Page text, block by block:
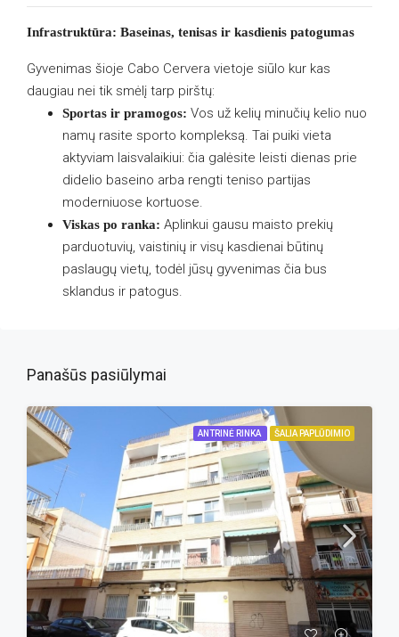
Infrastruktūra: Baseinas, tenisas ir kasdienis patogumas
Gyvenimas šioje Cabo Cervera vietoje siūlo kur kas
daugiau nei tik smėlį tarp pirštų:
Sportas ir pramogos: Vos už kelių minučių kelio nuo
namų rasite sporto kompleksą. Tai puiki vieta
aktyviam laisvalaikiui: čia galėsite leisti dienas prie
didelio baseino arba rengti teniso partijas
moderniuose kortuose.
Viskas po ranka: Aplinkui gausu maisto prekių
parduotuvių, vaistinių ir visų kasdienai būtinų
paslaugų vietų, todėl jūsų gyvenimas čia bus
sklandus ir patogus.
Panašūs pasiūlymai
ANTRINĖ RINKA ŠALIA PAPLŪDIMIO